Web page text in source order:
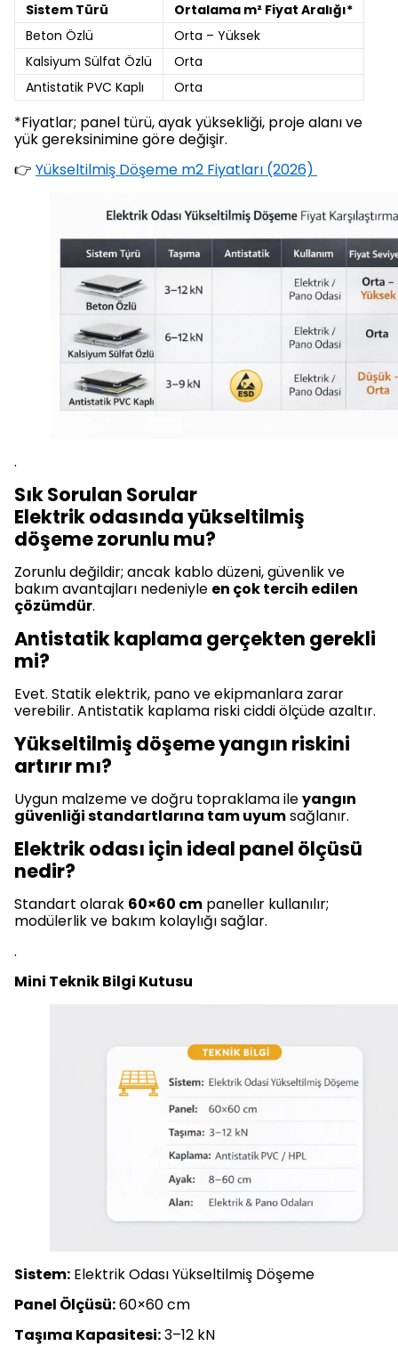
Sistem Türü
Ortalama m² Fiyat Aralığı*
Beton Özlü
Orta – Yüksek
Kalsiyum Sülfat Özlü
Orta
Antistatik PVC Kaplı
Orta
*Fiyatlar; panel türü, ayak yüksekliği, proje alanı ve
yük gereksinimine göre değişir.
👉 Yükseltilmiş Döşeme m2 Fiyatları (2026)
.
Sık Sorulan Sorular
Elektrik odasında yükseltilmiş
döşeme zorunlu mu?
Zorunlu değildir; ancak kablo düzeni, güvenlik ve
bakım avantajları nedeniyle en çok tercih edilen
çözümdür.
Antistatik kaplama gerçekten gerekli
mi?
Evet. Statik elektrik, pano ve ekipmanlara zarar
verebilir. Antistatik kaplama riski ciddi ölçüde azaltır.
Yükseltilmiş döşeme yangın riskini
artırır mı?
Uygun malzeme ve doğru topraklama ileyangın
güvenliği standartlarına tam uyumsağlanır.
Elektrik odası için ideal panel ölçüsü
nedir?
Standart olarak 60×60 cm paneller kullanılır;
modülerlik ve bakım kolaylığı sağlar.
.
Mini Teknik Bilgi Kutusu
Sistem: Elektrik Odası Yükseltilmiş Döşeme
Panel Ölçüsü:60×60 cm
Taşıma Kapasitesi:3–12 kN